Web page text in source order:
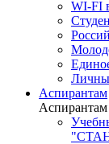
WI-FI
Аспирантам
Аспирантам